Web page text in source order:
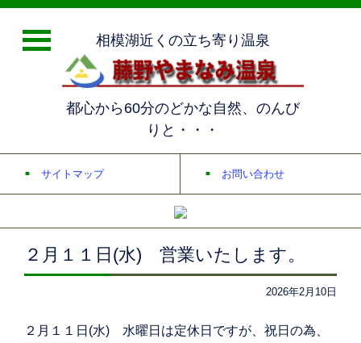
相模湖近くの立ち寄り温泉
都心から60分のどかな自然、のんび
りと・・・
サイトマップ お問い合わせ
２月１１日(水) 営業いたします。
2026年2月10日
２月１１日(水) 水曜日は定休日ですが、祝日の為、